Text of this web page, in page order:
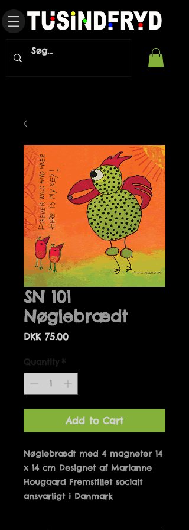
SN 101
Nøglebrædt
DKK 75.00Price
Quantity *
Add to Cart
Nøglebrædt med 4 magneter 14
x 14 cm Designet af Marianne
Hougaard Fremstillet socialt
ansvarligt i Danmark